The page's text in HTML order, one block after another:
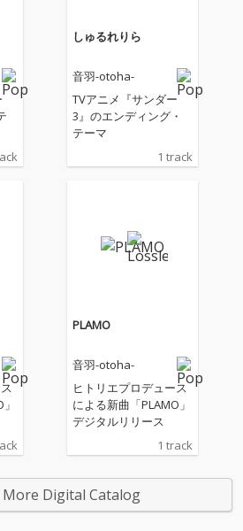
しゅるれりら
音羽-otoha-
TVアニメ『サンダー
3』のエンディング・
テーマ
1 track
PLAMO
音羽-otoha-
ヒトリエプロデュース
による新曲「PLAMO」
デジタルリリース
1 track
More Digital Catalog